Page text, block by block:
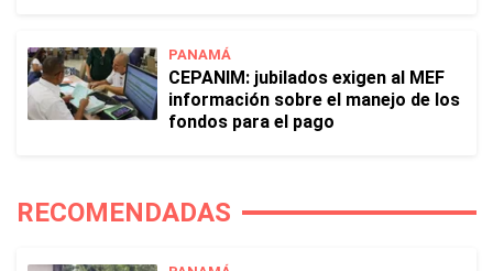
PANAMÁ
CEPANIM: jubilados exigen al MEF
información sobre el manejo de los
fondos para el pago
RECOMENDADAS